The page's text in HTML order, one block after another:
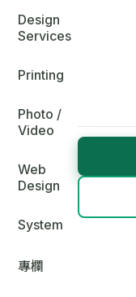
Design
Services
Printing
Photo /
Video
Web
Design
System
專欄